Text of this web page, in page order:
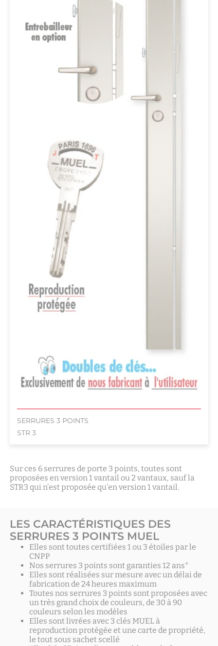
SERRURES 3 POINTS
STR 3
Sur ces 6 serrures de porte 3 points, toutes sont
proposées en version 1 vantail ou 2 vantaux, sauf la
STR3 qui n’est proposée qu’en version 1 vantail.
LES CARACTÉRISTIQUES DES
SERRURES 3 POINTS MUEL
Elles sont toutes certifiées 1 ou 3 étoiles par le
CNPP
Nos serrures 3 points sont garanties 12 ans*
Elles sont réalisées sur mesure avec un délai de
fabrication de 24 heures maximum
Toutes nos serrures 3 points sont proposées avec
un très grand choix de couleurs, de 30 à 90
couleurs selon les modèles
Elles sont livrées avec 3 clés MUEL à
reproduction protégée et une carte de propriété,
le tout sous sachet scellé